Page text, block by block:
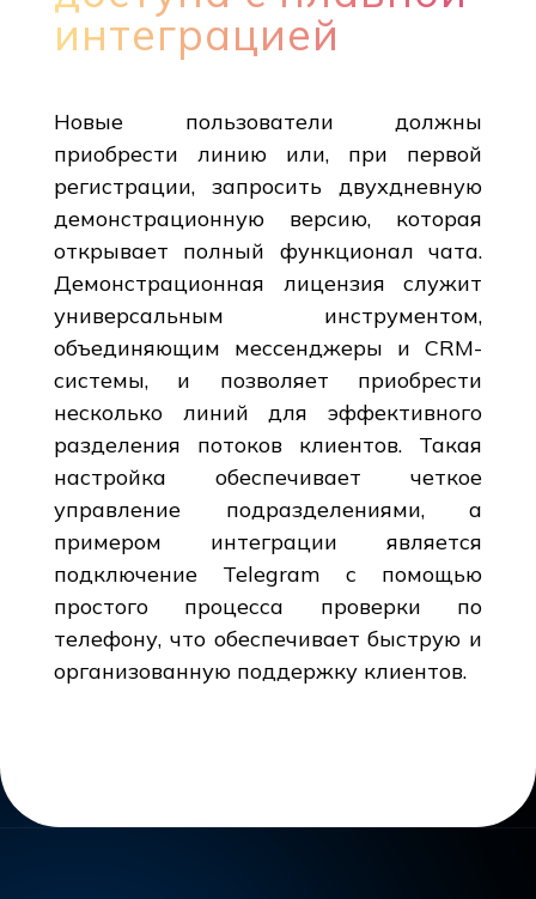
интеграцией
Новые пользователи должны
приобрести линию или, при первой
регистрации, запросить двухдневную
демонстрационную версию, которая
открывает полный функционал чата.
Демонстрационная лицензия служит
универсальным инструментом,
объединяющим мессенджеры и CRM-
системы, и позволяет приобрести
несколько линий для эффективного
разделения потоков клиентов. Такая
настройка обеспечивает четкое
управление подразделениями, а
примером интеграции является
подключение Telegram с помощью
простого процесса проверки по
телефону, что обеспечивает быструю и
организованную поддержку клиентов.